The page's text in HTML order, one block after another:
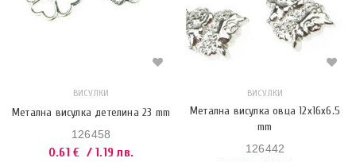
ВИСУЛКИ
Метална висулка детелина 23 mm
126458
0.61€ / 1.19 лв.
ВИСУЛКИ
Метална висулка овца 12x16x6.5
mm
126442